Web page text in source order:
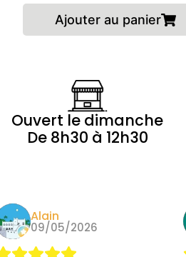
Ajouter au panier
Ouvert le dimanche
De 8h30 à 12h30
Alain
09/05/2026